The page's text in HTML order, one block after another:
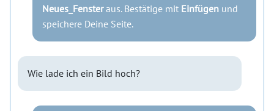
Neues_Fensteraus. Bestätige mit Einfügen und
speichere Deine Seite.
Wie lade ich ein Bild hoch?